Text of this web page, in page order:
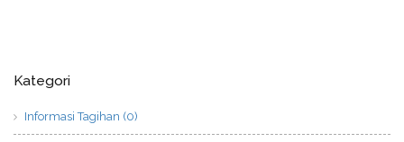
Kategori
Informasi Tagihan (0)